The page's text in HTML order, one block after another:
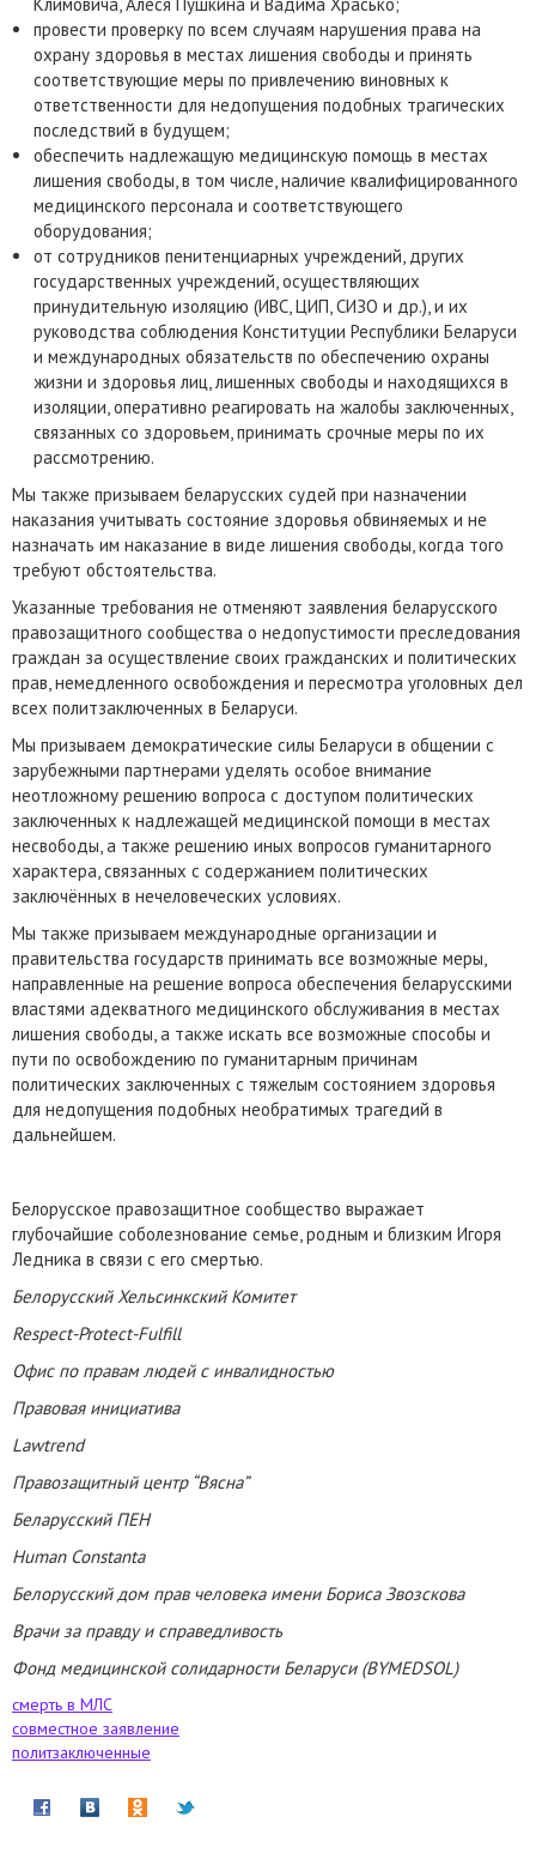
провести проверку по всем случаям нарушения права на
охрану здоровья в местах лишения свободы и принять
соответствующие меры по привлечению виновных к
ответственности для недопущения подобных трагических
последствий в будущем;
обеспечить надлежащую медицинскую помощь в местах
лишения свободы, в том числе, наличие квалифицированного
медицинского персонала и соответствующего
оборудования;
от сотрудников пенитенциарных учреждений, других
государственных учреждений, осуществляющих
принудительную изоляцию (ИВС, ЦИП, СИЗО и др.), и их
руководства соблюдения Конституции Республики Беларуси
и международных обязательств по обеспечению охраны
жизни и здоровья лиц, лишенных свободы и находящихся в
изоляции, оперативно реагировать на жалобы заключенных,
связанных со здоровьем, принимать срочные меры по их
рассмотрению.
Мы также призываем беларусских судей при назначении
наказания учитывать состояние здоровья обвиняемых и не
назначать им наказание в виде лишения свободы, когда того
требуют обстоятельства.
Указанные требования не отменяют заявления беларусского
правозащитного сообщества о недопустимости преследования
граждан за осуществление своих гражданских и политических
прав, немедленного освобождения и пересмотра уголовных дел
всех политзаключенных в Беларуси.
Мы призываем демократические силы Беларуси в общении с
зарубежными партнерами уделять особое внимание
неотложному решению вопроса с доступом политических
заключенных к надлежащей медицинской помощи в местах
несвободы, а также решению иных вопросов гуманитарного
характера, связанных с содержанием политических
заключённых в нечеловеческих условиях.
Мы также призываем международные организации и
правительства государств принимать все возможные меры,
направленные на решение вопроса обеспечения беларусскими
властями адекватного медицинского обслуживания в местах
лишения свободы, а также искать все возможные способы и
пути по освобождению по гуманитарным причинам
политических заключенных с тяжелым состоянием здоровья
для недопущения подобных необратимых трагедий в
дальнейшем.
Белорусское правозащитное сообщество выражает
глубочайшие соболезнование семье, родным и близким Игоря
Ледника в связи с его смертью.
Белорусский Хельсинкский Комитет
Respect-Protect-Fulfill
Офис по правам людей с инвалидностью
Правовая инициатива
Lawtrend
Правозащитный центр “Вясна”
Беларусский ПЕН
Human Constanta
Белорусский дом прав человека имени Бориса Звозскова
Врачи за правду и справедливость
Фонд медицинской солидарности Беларуси (BYMEDSOL)
смерть в МЛС
совместное заявление
политзаключенные